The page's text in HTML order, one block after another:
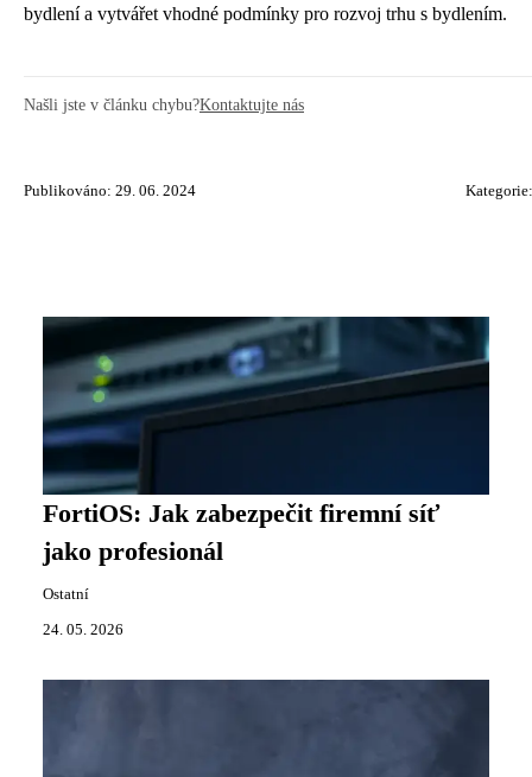
bydlení a vytvářet vhodné podmínky pro rozvoj trhu s bydlením.
Našli jste v článku chybu?Kontaktujte nás
Publikováno: 29. 06. 2024
FortiOS: Jak zabezpečit firemní síť
jako profesionál
Ostatní
24. 05. 2026